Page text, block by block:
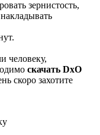
зернистость,
человеку,
скачать DxO
скоро захотите